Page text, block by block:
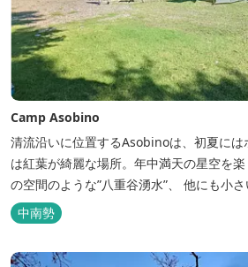
Camp Asobino
清流沿いに位置するAsobinoは、初夏には
は紅葉が綺麗な場所。年中満天の星空を楽しめます。
の空間のような”八重谷湧水”、 他にも小
像させる”風穴”などがあり、自然が豊かなスポ
備。テントサウナもご利用いただけます。
中南勢